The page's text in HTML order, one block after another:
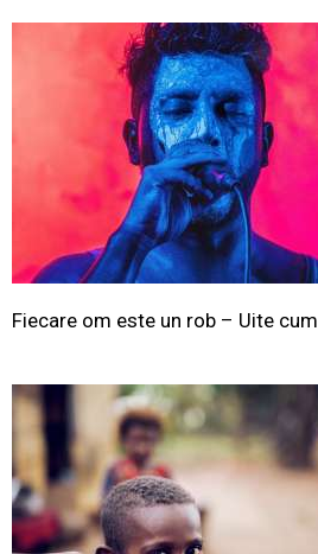
Fiecare om este un rob – Uite cum